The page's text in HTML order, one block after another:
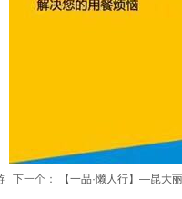
下一个： 【一品·懒人行】—昆大